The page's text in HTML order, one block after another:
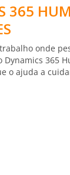
365
onde
Dynamics 365
o ajuda a